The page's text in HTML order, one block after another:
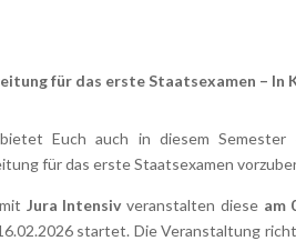
für das erste Staatsexamen – In
Euch auch in diesem
für das erste Staatsexamen
Jura Intensivveranstalten diese am
startet. Die Veranstaltung